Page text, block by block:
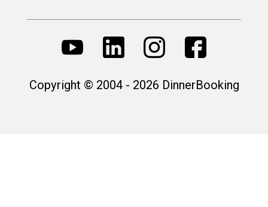
Copyright © 2004 - 2026 DinnerBooking